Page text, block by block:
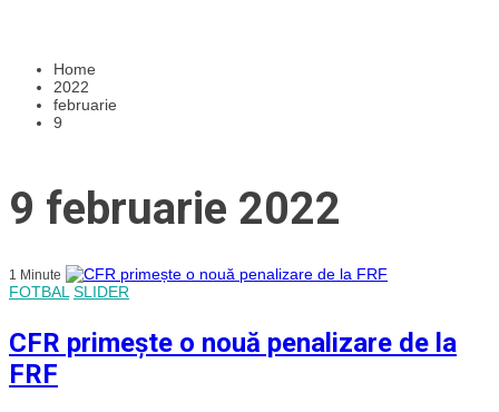
Home
2022
februarie
9
9 februarie 2022
1 Minute
FOTBAL SLIDER
CFR primește o nouă penalizare de la
FRF